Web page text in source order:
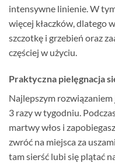
intensywne linienie. W
więcej kłaczków, dlatego
szczotkę i grzebień oraz
częściej w użyciu.
Praktyczna pielęgnacja
Najlepszym
3 razy w tygodniu.
martwy włos i
zwróć na miejsca za
tam sierść lubi się plątać